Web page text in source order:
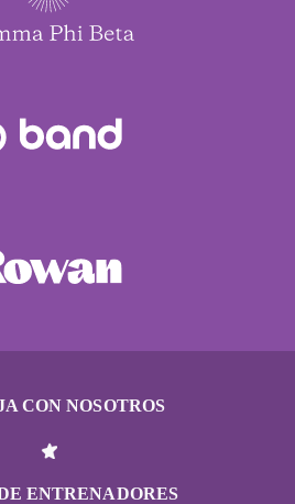
CON NOSOTROS
ENTRENADORES